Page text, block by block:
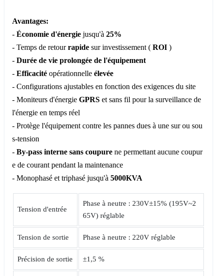
Avantages:
- Économie d'énergie jusqu'à 25%
- Temps de retourrapide sur investissement ( ROI )
- Durée de vie prolongée de l'équipement
- Efficacité opérationnelle élevée
- Configurations ajustables en fonction des exigences du site
- Moniteurs d'énergie GPRS et sans fil pour la surveillance de
l'énergie en temps réel
- Protège l'équipement contre les pannes dues à une sur ou sou
s-tension
- By-pass interne sans coupure ne permettant aucune coupur
e de courant pendant la maintenance
- Monophasé et triphasé jusqu'à 5000KVA
Tension d'entrée
Phase à neutre : 230V±15% (195V~2
65V) réglable
Tension de sortie Phase à neutre : 220V réglable
Précision de sortie ±1,5 %